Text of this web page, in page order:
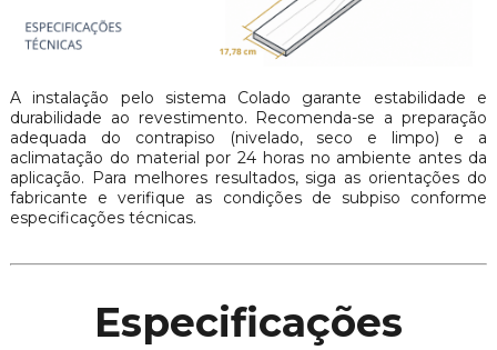
A instalação pelo sistema Colado garante estabilidade e
durabilidade ao revestimento. Recomenda-se a preparação
adequada do contrapiso (nivelado, seco e limpo) e a
aclimatação do material por 24 horas no ambiente antes da
aplicação. Para melhores resultados, siga as orientações do
fabricante e verifique as condições de subpiso conforme
especificações técnicas.
Especificações